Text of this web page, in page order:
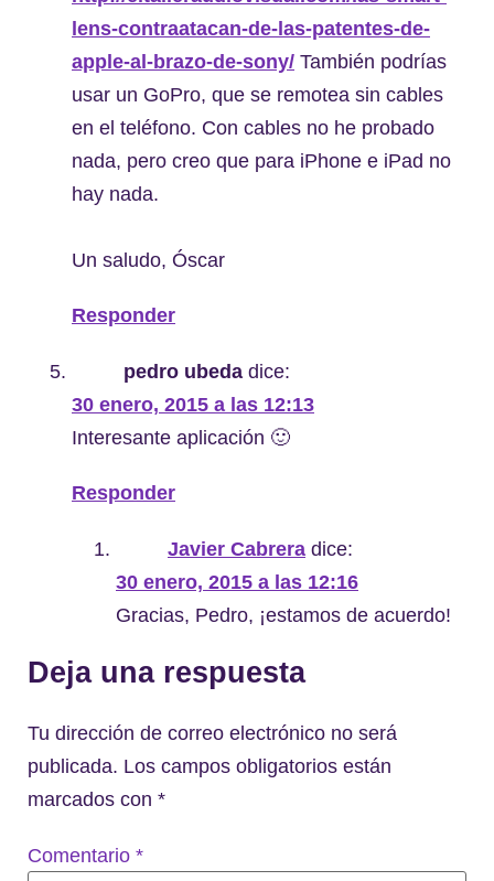
lens-contraatacan-de-las-patentes-de-
apple-al-brazo-de-sony/ También podrías
usar un GoPro, que se remotea sin cables
en el teléfono. Con cables no he probado
nada, pero creo que para iPhone e iPad no
hay nada.
Un saludo, Óscar
Responder
pedro ubeda dice:
30 enero, 2015 a las 12:13
Interesante aplicación 🙂
Responder
Javier Cabrera dice:
30 enero, 2015 a las 12:16
Gracias, Pedro, ¡estamos de acuerdo!
Deja una respuesta
Tu dirección de correo electrónico no será
publicada. Los campos obligatorios están
marcados con *
Comentario *